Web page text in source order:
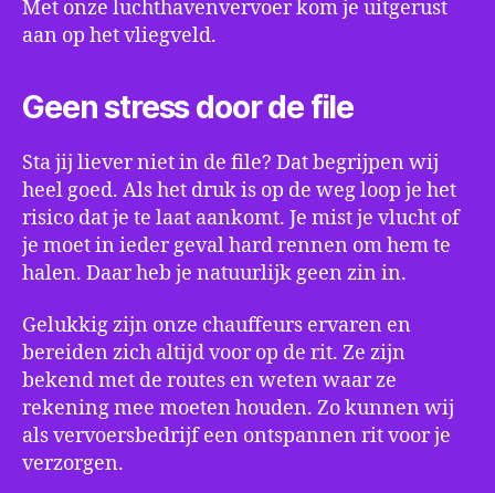
Met onze luchthavenvervoer kom je uitgerust
aan op het vliegveld.
Geen stress door de file
Sta jij liever niet in de file? Dat begrijpen wij
heel goed. Als het druk is op de weg loop je het
risico dat je te laat aankomt. Je mist je vlucht of
je moet in ieder geval hard rennen om hem te
halen. Daar heb je natuurlijk geen zin in.
Gelukkig zijn onze chauffeurs ervaren en
bereiden zich altijd voor op de rit. Ze zijn
bekend met de routes en weten waar ze
rekening mee moeten houden. Zo kunnen wij
als vervoersbedrijf een ontspannen rit voor je
verzorgen.